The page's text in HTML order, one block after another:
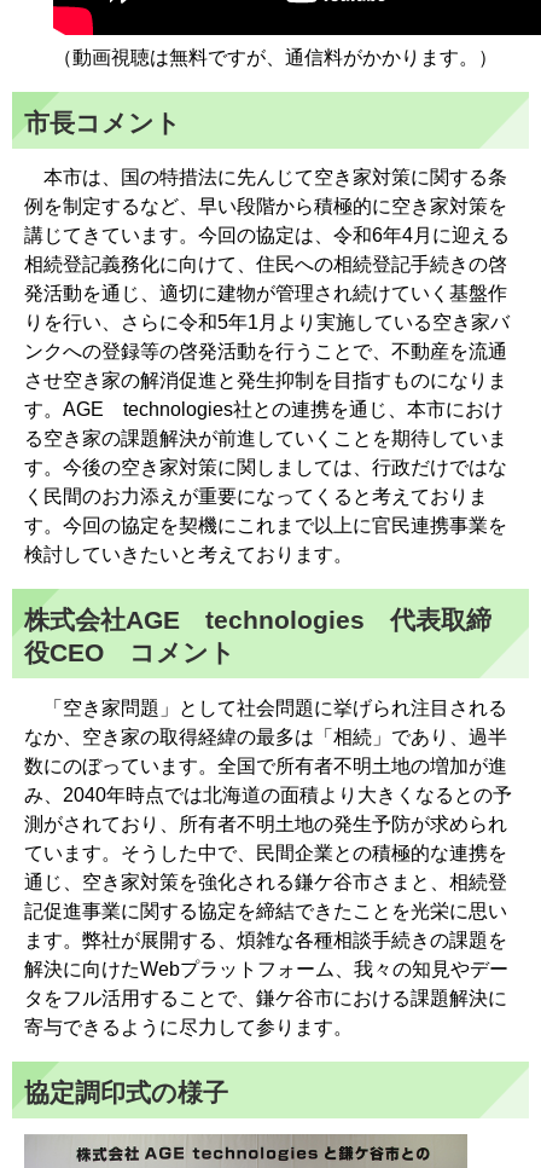
（動画視聴は無料ですが、通信料がかかります。）
市長コメント
本市は、国の特措法に先んじて空き家対策に関する条
例を制定するなど、早い段階から積極的に空き家対策を
講じてきています。今回の協定は、令和6年4月に迎える
相続登記義務化に向けて、住民への相続登記手続きの啓
発活動を通じ、適切に建物が管理され続けていく基盤作
りを行い、さらに令和5年1月より実施している空き家バ
ンクへの登録等の啓発活動を行うことで、不動産を流通
させ空き家の解消促進と発生抑制を目指すものになりま
す。AGE technologies社との連携を通じ、本市におけ
る空き家の課題解決が前進していくことを期待していま
す。今後の空き家対策に関しましては、行政だけではな
く民間のお力添えが重要になってくると考えておりま
す。今回の協定を契機にこれまで以上に官民連携事業を
検討していきたいと考えております。
株式会社AGE technologies 代表取締
役CEO コメント
「空き家問題」として社会問題に挙げられ注目される
なか、空き家の取得経緯の最多は「相続」であり、過半
数にのぼっています。全国で所有者不明土地の増加が進
み、2040年時点では北海道の面積より大きくなるとの予
測がされており、所有者不明土地の発生予防が求められ
ています。そうした中で、民間企業との積極的な連携を
通じ、空き家対策を強化される鎌ケ谷市さまと、相続登
記促進事業に関する協定を締結できたことを光栄に思い
ます。弊社が展開する、煩雑な各種相談手続きの課題を
解決に向けたWebプラットフォーム、我々の知見やデー
タをフル活用することで、鎌ケ谷市における課題解決に
寄与できるように尽力して参ります。
協定調印式の様子